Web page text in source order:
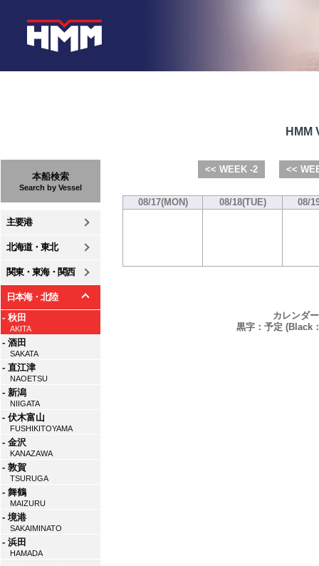
本船検索
Search by Vessel
主要港
北海道・東北
関東・東海・関西
日本海・北陸
- 秋田
AKITA
- 酒田
SAKATA
- 直江津
NAOETSU
- 新潟
NIIGATA
- 伏木富山
FUSHIKITOYAMA
- 金沢
KANAZAWA
- 敦賀
TSURUGA
- 舞鶴
MAIZURU
- 境港
SAKAIMINATO
- 浜田
HAMADA
HMM
<< WEEK -2 <<
08/17(MON) 08/18(TUE) 08/
カレンダ
黒字：予定